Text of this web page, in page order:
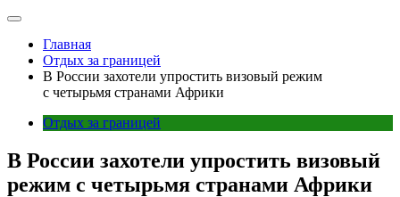
Главная
Отдых за границей
В России захотели упростить визовый режим
с четырьмя странами Африки
Отдых за границей
В России захотели упростить визовый
режим с четырьмя странами Африки